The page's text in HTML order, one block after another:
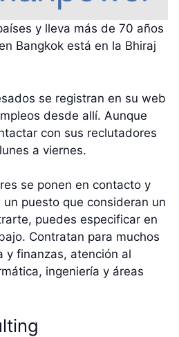
y lleva más de 70 años
Bangkok está en la Bhiraj
se registran en su web
desde allí. Aunque
con sus reclutadores
a viernes.
se ponen en contacto y
puesto que consideran un
puedes especificar en
Contratan para muchos
y finanzas, atención al
ingeniería y áreas